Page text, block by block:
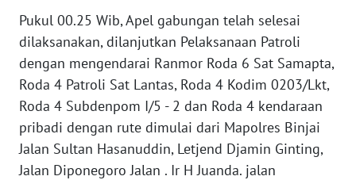
Pukul 00.25 Wib, Apel gabungan telah selesai
dilaksanakan, dilanjutkan Pelaksanaan Patroli
dengan mengendarai Ranmor Roda 6 Sat Samapta,
Roda 4 Patroli Sat Lantas, Roda 4 Kodim 0203/Lkt,
Roda 4 Subdenpom I/5 - 2 dan Roda 4 kendaraan
pribadi dengan rute dimulai dari Mapolres Binjai
Jalan Sultan Hasanuddin, Letjend Djamin Ginting,
Jalan Diponegoro Jalan . Ir H Juanda. jalan
DISCLAIMER
Wahana
News
Regional